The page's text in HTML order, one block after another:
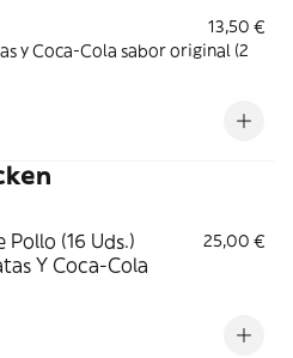
13,50 €
y Coca-Cola sabor original (2
Pollo (16 Uds.)
Y Coca-Cola
25,00 €